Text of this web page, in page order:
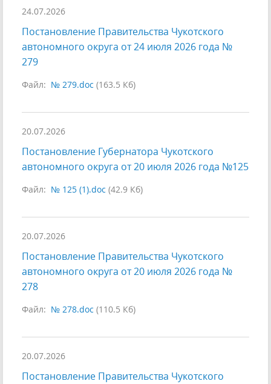
24.07.2026
Постановление Правительства Чукотского
автономного округа от 24 июля 2026 года №
279
Файл: № 279.doc (163.5 Кб)
20.07.2026
Постановление Губернатора Чукотского
автономного округа от 20 июля 2026 года №125
Файл: № 125 (1).doc (42.9 Кб)
20.07.2026
Постановление Правительства Чукотского
автономного округа от 20 июля 2026 года №
278
Файл: № 278.doc (110.5 Кб)
20.07.2026
Постановление Правительства Чукотского